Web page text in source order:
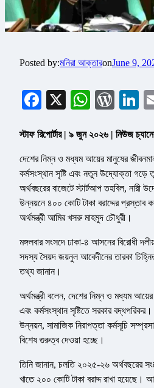
Posted by:মনিরা আক্তারonJune 9,
Facebook
X
স্টাফ রিপোর্টার | ৯ জুন ২০২৬ | নিউজ
দেশের নিম্ন ও মধ্যম আয়ের মানুষের
কর্মসংস্থান সৃষ্টি এবং নতুন উদ্যোক্তা
অর্থবছরের বাজেটে স্টার্টআপ তহবিল,
উন্নয়নে ৪০০ কোটি টাকা বরাদ্দের প্রস্তাব
অর্থমন্ত্রী আমির খসরু মাহমুদ চৌধুরী।
মঙ্গলবার সংসদে ঢাকা-৪ আসনের বিরোধী
সদস্য সৈয়দ জয়নুল আবেদীনের তারকা
তথ্য জানান।
অর্থমন্ত্রী বলেন, দেশের নিম্ন ও মধ্যম
এবং কর্মসংস্থান সৃষ্টিতে সরকার
উন্নয়ন, সামাজিক নিরাপত্তা কর্মসূচি
বিশেষ গুরুত্ব দেওয়া হচ্ছে।
তিনি জানান, চলতি ২০২৫-২৬ অর্থবছরের
খাতে ২০০ কোটি টাকা বরাদ্দ রাখা হয়েছে।